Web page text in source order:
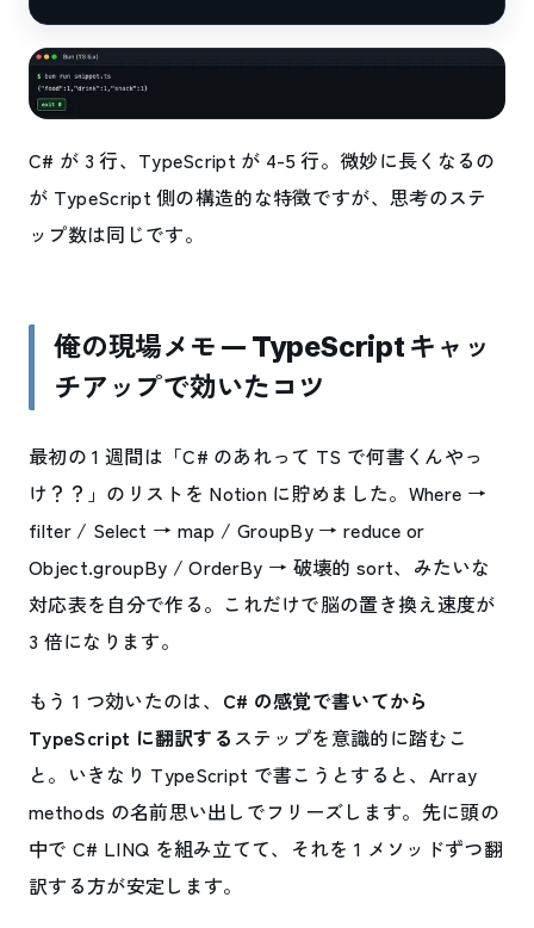
C# が 3 行、TypeScript が 4-5 行。微妙に長くなるの
が TypeScript 側の構造的な特徴ですが、思考のステ
ップ数は同じです。
俺の現場メモ — TypeScript キャッ
チアップで効いたコツ
最初の 1 週間は「C# のあれって TS で何書くんやっ
け？？」のリストを Notion に貯めました。Where →
filter / Select → map / GroupBy → reduce or
Object.groupBy / OrderBy → 破壊的 sort、みたいな
対応表を自分で作る。これだけで脳の置き換え速度が
3 倍になります。
もう 1 つ効いたのは、 C# の感覚で書いてから
TypeScript に翻訳する ステップを意識的に踏むこ
と。いきなり TypeScript で書こうとすると、Array
methods の名前思い出しでフリーズします。先に頭の
中で C# LINQ を組み立てて、それを 1 メソッドずつ翻
訳する方が安定します。